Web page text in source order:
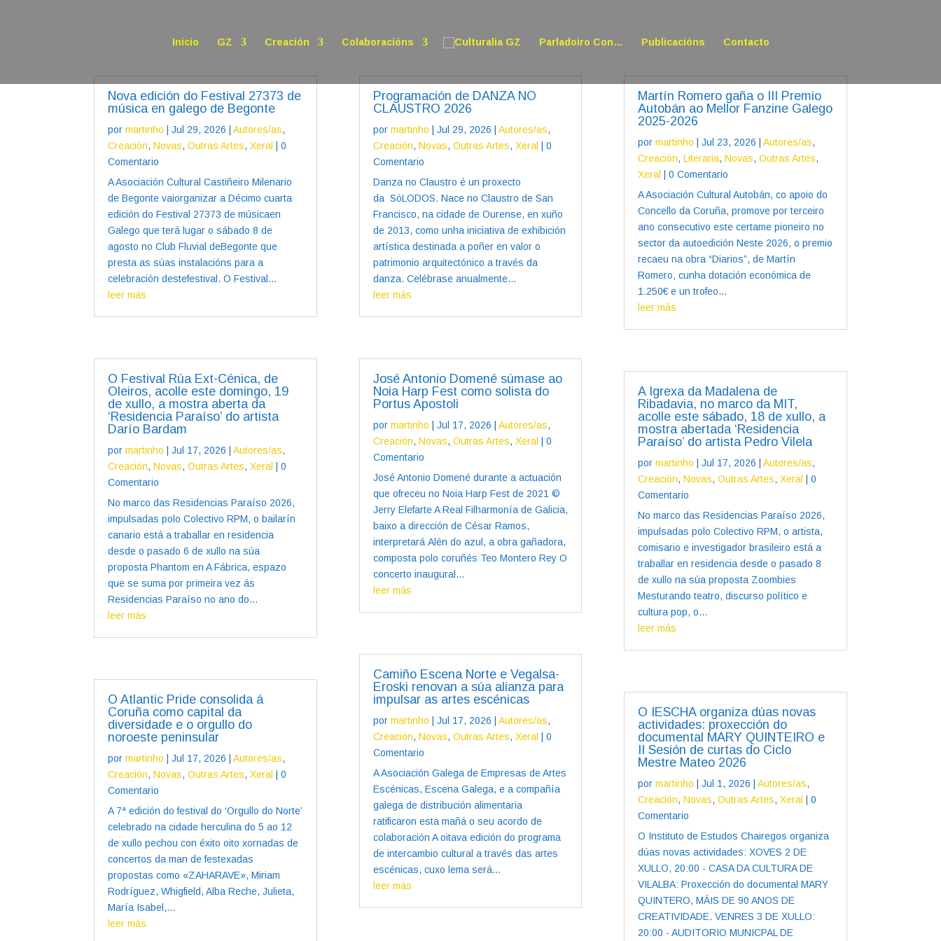
Inicio GZ Creación Colaboracións Parladoiro Con… Publicacións Contacto
Nova edición do Festival 27373 de
música en galego de Begonte
pormartinho |Jul 29, 2026 |Autores/as,
Creación,Novas,Outras Artes,Xeral | 0
Comentario
A Asociación Cultural Castiñeiro Milenario
de Begonte vaiorganizar a Décimo cuarta
edición do Festival 27373 de músicaen
Galego que terá lugar o sábado 8 de
agosto no Club Fluvial deBegonte que
presta as súas instalacións para a
celebración destefestival. O Festival...
leer más
O Festival Rúa Ext-Cénica, de
Oleiros, acolle este domingo, 19
de xullo, a mostra aberta da
‘Residencia Paraíso’ do artista
Darío Bardam
pormartinho |Jul 17, 2026 |Autores/as,
Creación,Novas,Outras Artes,Xeral
| 0
Comentario
No marco das Residencias Paraíso 2026,
impulsadas polo Colectivo RPM, o bailarín
canario está a traballar en residencia
desde o pasado 6 de xullo na súa
proposta Phantom en A Fábrica, espazo
que se suma por primeira vez ás
Residencias Paraíso no ano do...
leer más
O Atlantic Pride consolida á
Coruña como capital da
diversidade e o orgullo do
noroeste peninsular
pormartinho |Jul 17, 2026 |Autores/as,
Creación,Novas,Outras Artes,Xeral
| 0
Comentario
A 7ª edición do festival do ‘Orgullo do Norte’
celebrado na cidade herculina do 5 ao 12
de xullo pechou con éxito oito xornadas de
concertos da man de festexadas
propostas como «ZAHARAVE», Miriam
Rodríguez, Whigfield, Alba Reche, Julieta,
María Isabel,...
leer más
Programación de DANZA NO
CLAUSTRO 2026
por martinho | Jul 29, 2026 | Autores/as,
Creación, Novas, Outras Artes, Xeral | 0
Comentario
Danza no Claustro é un proxecto
da SóLODOS. Nace no Claustro de San
Francisco, na cidade de Ourense, en xuño
de 2013, como unha iniciativa de exhibición
artística destinada a poñer en valor o
patrimonio arquitectónico a través da
danza. Celébrase anualmente...
leer más
José Antonio Domené súmase ao
Noia Harp Fest como solista do
Portus Apostoli
por martinho Jul 17, 2026 Autores/as,
Creación, Novas, Outras Artes, Xeral
| 0
Comentario
José Antonio Domené durante a actuación
que ofreceu no Noia Harp Fest de 2021 ©
Jerry Elefarte A Real Filharmonía de Galicia,
baixo a dirección de César Ramos,
interpretará Alén do azul, a obra gañadora,
composta polo coruñés Teo Montero Rey O
concerto inaugural...
leer más
Camiño Escena Norte e Vegalsa-
Eroski renovan a súa alianza para
impulsar as artes escénicas
por martinho Jul 17, 2026 Autores/as,
Creación, Novas, Outras Artes, Xeral
| 0
Comentario
A Asociación Galega de Empresas de Artes
Escénicas, Escena Galega, e a compañía
galega de distribución alimentaria
ratificaron esta mañá o seu acordo de
colaboración A oitava edición do programa
de intercambio cultural a través das artes
escénicas, cuxo lema será...
leer más
Martín Romero gaña o III Premio
Autobán ao Mellor Fanzine Galego
2025-2026
por martinho | Jul 23, 2026 | Autores/as,
Creación, Literaria, Novas, Outras Artes,
Xeral | 0 Comentario
A Asociación Cultural Autobán, co apoio do
Concello da Coruña, promove por terceiro
ano consecutivo este certame pioneiro no
sector da autoedición Neste 2026, o premio
recaeu na obra “Diarios”, de Martín
Romero, cunha dotación económica de
1.250€ e un trofeo...
leer más
A Igrexa da Madalena de
Ribadavia, no marco da MIT,
acolle este sábado, 18 de xullo, a
mostra abertada ‘Residencia
Paraíso’ do artista Pedro Vilela
por martinho Jul 17, 2026 Autores/as,
Creación, Novas, Outras Artes, Xeral
| 0
Comentario
No marco das Residencias Paraíso 2026,
impulsadas polo Colectivo RPM, o artista,
comisario e investigador brasileiro está a
traballar en residencia desde o pasado 8
de xullo na súa proposta Zoombies
Mesturando teatro, discurso político e
cultura pop, o...
leer más
O IESCHA organiza dúas novas
actividades: proxección do
documental MARY QUINTEIRO e
II Sesión de curtas do Ciclo
Mestre Mateo 2026
por martinho Jul 1, 2026 Autores/as,
Creación, Novas, Outras Artes, Xeral
| 0
Comentario
O Instituto de Estudos Chairegos organiza
dúas novas actividades: XOVES 2 DE
XULLO, 20:00 - CASA DA CULTURA DE
VILALBA: Proxección do documental MARY
QUINTERO, MÁIS DE 90 ANOS DE
CREATIVIDADE. VENRES 3 DE XULLO:
20:00 - AUDITORIO MUNICPAL DE